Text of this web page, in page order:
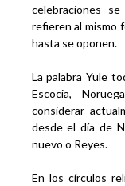
celebraciones
refieren al mismo
hasta se oponen.
La palabra Yule
Escocia,
considerar
desde el día de
nuevo o Reyes.
En los círculos